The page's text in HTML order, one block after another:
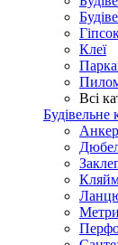
Клеї
Всі
Будівельне